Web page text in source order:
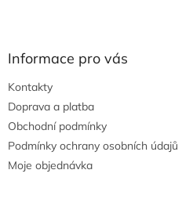
Informace pro vás
Kontakty
Doprava a platba
Obchodní podmínky
Podmínky ochrany osobních údajů
Moje objednávka